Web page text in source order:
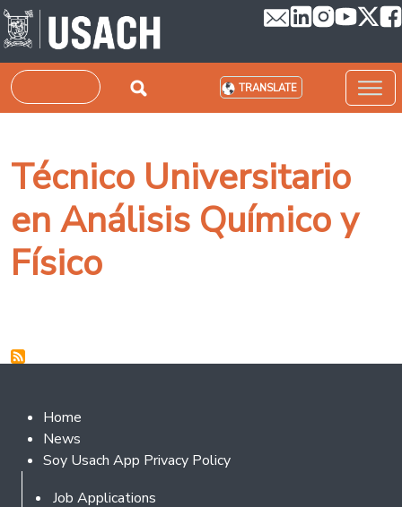
Skip to main content
Search TRANSLATE
Técnico Universitario
en Análisis Químico y
Físico
Footer 2
Home
News
Soy Usach App Privacy Policy
Footer
Job Applications